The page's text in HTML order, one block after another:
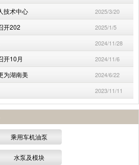
技术中心 2025/3/20
开202 2025/1/5
2024/11/28
开10月 2024/11/6
为湖南美 2024/6/22
2023/11/11
乘用车机油泵
水泵及模块